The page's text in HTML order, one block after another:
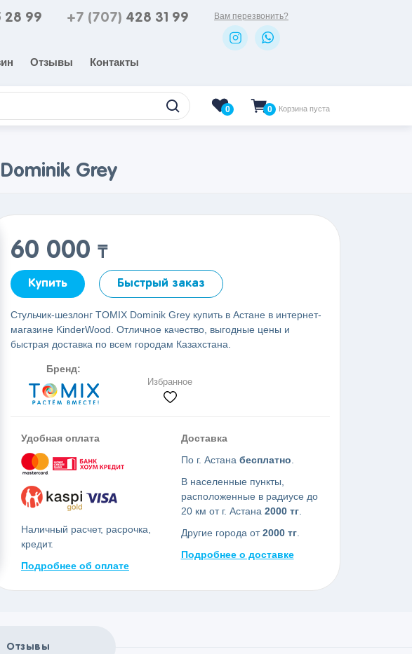
28 99 +7 (707) 428 31 99 Вам перезвонить?
Отзывы Контакты
0 0 Корзина пуста
Grey
60 000 ₸
Купить Быстрый заказ
Стульчик-шезлонг TOMIX Dominik Grey купить в Астане в интернет-
магазине KinderWood. Отличное качество, выгодные цены и
быстрая доставка по всем городам Казахстана.
Бренд:
Избранное
Удобная оплата
Наличный расчет, расрочка,
кредит.
Подробнее об оплате
Доставка
По г. Астана бесплатно
В населенные пункты,
расположенные в радиусе до
20 км от г. Астана 2000 тг.
Другие города от2000 тг.
Подробнее о доставке
Отзывы